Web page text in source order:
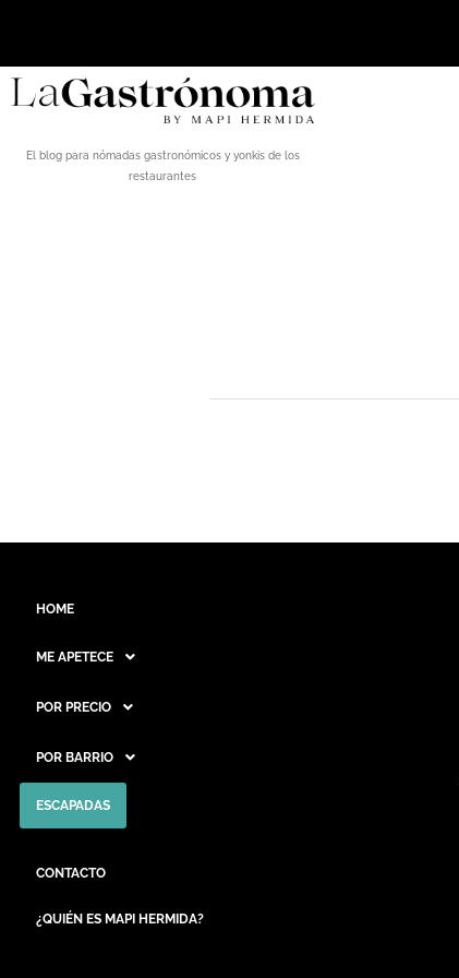
El blog para nómadas gastronómicos y yonkis de los
restaurantes
HOME
ME APETECE
POR PRECIO
POR BARRIO
ESCAPADAS
CONTACTO
¿QUIÉN ES MAPI HERMIDA?